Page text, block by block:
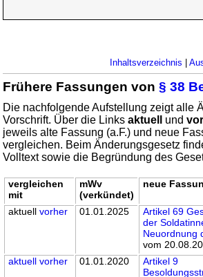
Inhaltsverzeichnis
Frühere Fassungen von§ 38
Die nachfolgende Aufstellung zeigt alle
Vorschrift. Über die Linksaktuell und
jeweils alte Fassung (a.F.) und neue
vergleichen. Beim Änderungsgesetz
Volltext sowie die Begründung des
vergleichen
mit
mWv
(verkündet)
neue
aktuellvorher 01.01.2025
Artikel 69
der
Neuordnung
vom
aktuell vorher 01.01.2020
Artikel 9